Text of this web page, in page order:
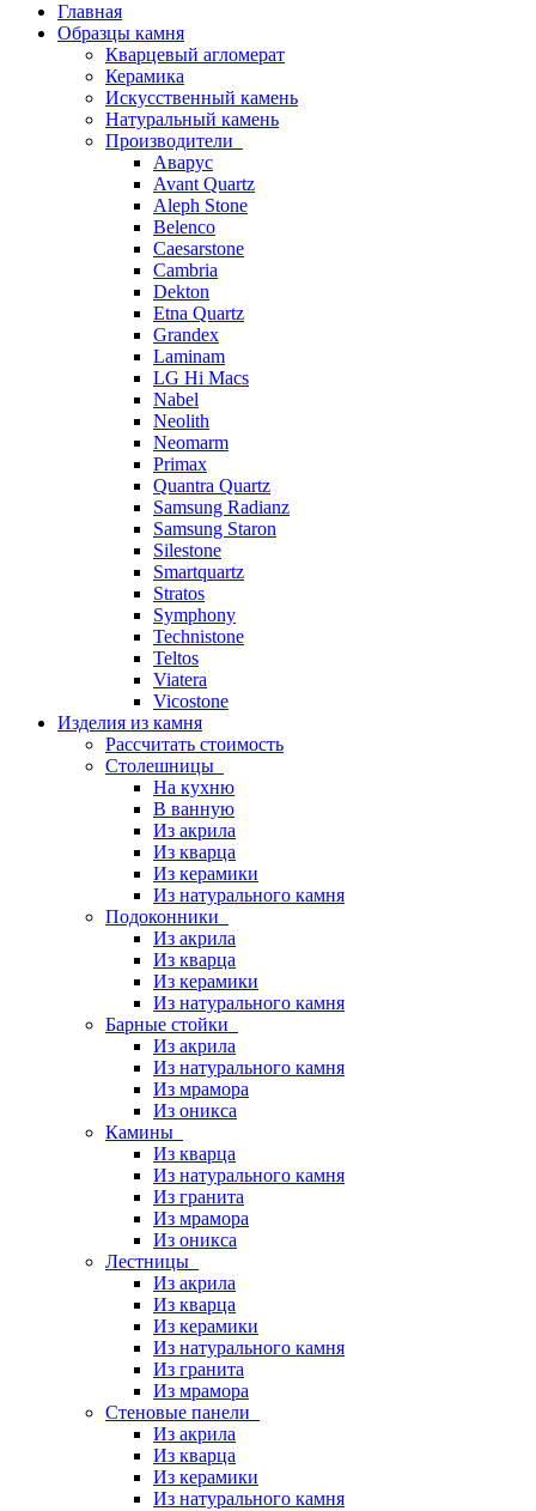
Главная
Образцы камня
Кварцевый агломерат
Керамика
Искусственный камень
Натуральный камень
Производители
Аварус
Avant Quartz
Aleph Stone
Belenco
Caesarstone
Cambria
Dekton
Etna Quartz
Grandex
Laminam
LG Hi Macs
Nabel
Neolith
Neomarm
Primax
Quantra Quartz
Samsung Radianz
Samsung Staron
Silestone
Smartquartz
Stratos
Symphony
Technistone
Teltos
Viatera
Vicostone
Изделия из камня
Рассчитать стоимость
Столешницы
На кухню
В ванную
Из акрила
Из кварца
Из керамики
Из натурального камня
Подоконники
Из акрила
Из кварца
Из керамики
Из натурального камня
Барные стойки
Из акрила
Из натурального камня
Из мрамора
Из оникса
Камины
Из кварца
Из натурального камня
Из гранита
Из мрамора
Из оникса
Лестницы
Из акрила
Из кварца
Из керамики
Из натурального камня
Из гранита
Из мрамора
Стеновые панели
Из акрила
Из кварца
Из керамики
Из натурального камня